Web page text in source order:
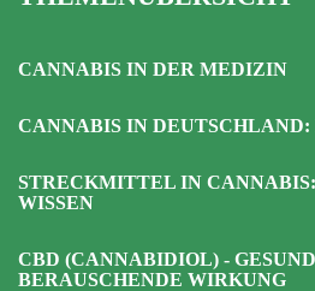
CANNABIS IN DER MEDIZIN
CANNABIS IN DEUTSCHLAND:
STRECKMITTEL IN
WISSEN
CBD (CANNABIDIOL) -
BERAUSCHENDE WIRKUNG